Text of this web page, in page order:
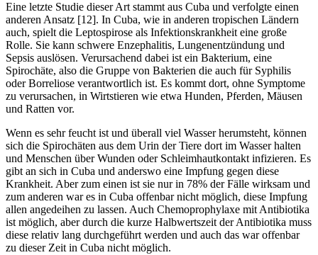
Eine letzte Studie dieser Art stammt aus Cuba und verfolgte einen
anderen Ansatz [12]. In Cuba, wie in anderen tropischen Ländern
auch, spielt die Leptospirose als Infektionskrankheit eine große
Rolle. Sie kann schwere Enzephalitis, Lungenentzündung und
Sepsis auslösen. Verursachend dabei ist ein Bakterium, eine
Spirochäte, also die Gruppe von Bakterien die auch für Syphilis
oder Borreliose verantwortlich ist. Es kommt dort, ohne Symptome
zu verursachen, in Wirtstieren wie etwa Hunden, Pferden, Mäusen
und Ratten vor.
Wenn es sehr feucht ist und überall viel Wasser herumsteht, können
sich die Spirochäten aus dem Urin der Tiere dort im Wasser halten
und Menschen über Wunden oder Schleimhautkontakt infizieren. Es
gibt an sich in Cuba und anderswo eine Impfung gegen diese
Krankheit. Aber zum einen ist sie nur in 78% der Fälle wirksam und
zum anderen war es in Cuba offenbar nicht möglich, diese Impfung
allen angedeihen zu lassen. Auch Chemoprophylaxe mit Antibiotika
ist möglich, aber durch die kurze Halbwertszeit der Antibiotika muss
diese relativ lang durchgeführt werden und auch das war offenbar
zu dieser Zeit in Cuba nicht möglich.